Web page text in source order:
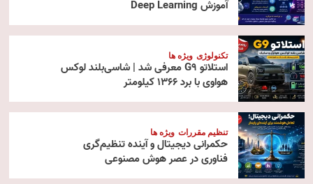
آموزش Deep Learning
تکنولوژی ویژه ها
استلاتو G9 معرفی شد | شاسی‌بلند لوکس
هواوی با برد ۱۳۶۶ کیلومتر
تنظیم مقررات ویژه ها
حکمرانی دیجیتال و آینده تنظیم‌گری
فناوری در عصر هوش مصنوعی